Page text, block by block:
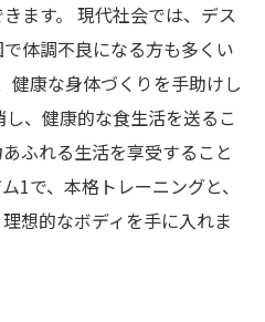
ます。 現代社会では、デス
体調不良になる方も多くい
健康な身体づくりを手助けし
、健康的な食生活を送るこ
ふれる生活を享受すること
1で、本格トレーニングと、
想的なボディを手に入れま